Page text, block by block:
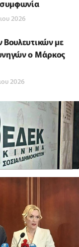
συμφωνία
2026
Βουλευτικών με
ο Μάρκος
2026